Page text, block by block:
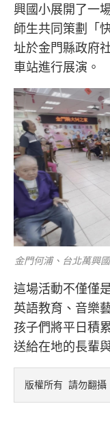
興國小展開了一
師生共同策劃「
址於金門縣政府
車站進行展演。
金門何浦、台北萬興
這場活動不僅僅
英語教育、音樂
孩子們將平日積
送給在地的長輩
版權所有 請勿翻攝